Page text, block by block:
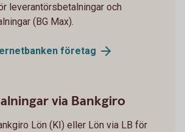
leverantörsbetalningar och
(BG Max).
företag
via Bankgiro
Lön (KI) eller Lön via LB för